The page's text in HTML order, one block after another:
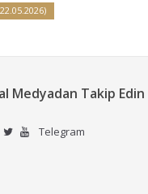
Medyadan Takip Edin
Telegram